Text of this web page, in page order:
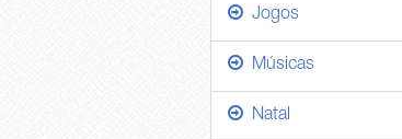
Jogos
Músicas
Natal